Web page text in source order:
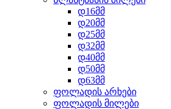
დ16მმ
დ20მმ
დ25მმ
დ32მმ
დ40მმ
დ50მმ
დ63მმ
ფოლადის არხები
ფოლადის მილები